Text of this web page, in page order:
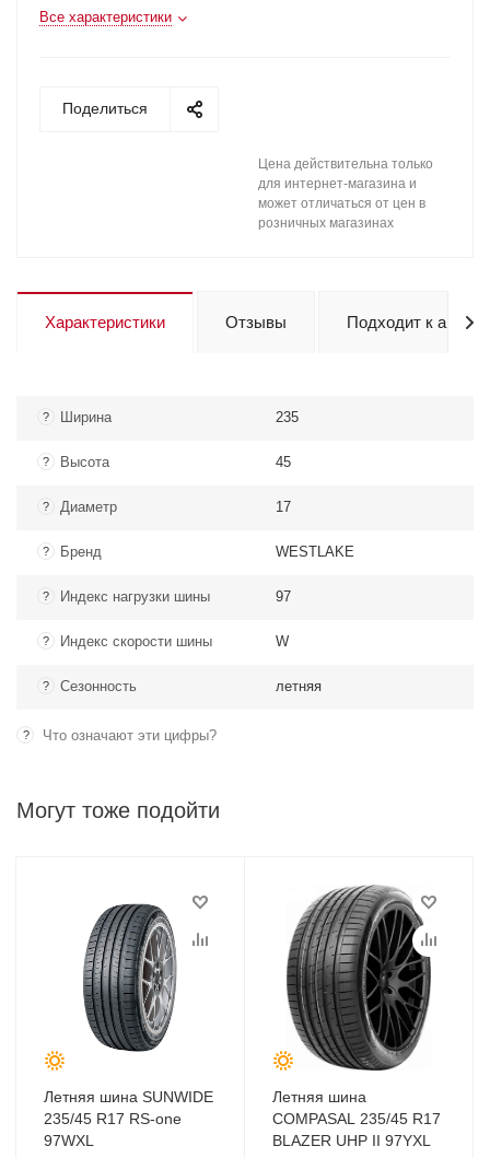
Все характеристики
Поделиться
Цена действительна только
для интернет-магазина и
может отличаться от цен в
розничных магазинах
Характеристики Отзывы Подходит к авто
? Ширина 235
? Высота 45
? Диаметр 17
? Бренд WESTLAKE
? Индекс нагрузки шины 97
? Индекс скорости шины W
? Сезонность летняя
? Что означают эти цифры?
Могут тоже подойти
Летняя шина SUNWIDE
235/45 R17 RS-one
97WXL
Летняя шина
COMPASAL 235/45 R17
BLAZER UHP II 97YXL